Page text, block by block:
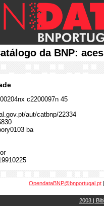
da BNP:
00204nx c2200097n 45
aut/catbnp/22334
ba
OpendataBNP@bnportugal.pt
2003 |